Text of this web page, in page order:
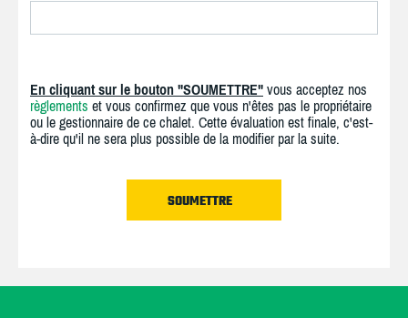
En cliquant sur le bouton "SOUMETTRE" vous acceptez nos
règlements et vous confirmez que vous n'êtes pas le propriétaire
ou le gestionnaire de ce chalet. Cette évaluation est finale, c'est-
à-dire qu'il ne sera plus possible de la modifier par la suite.